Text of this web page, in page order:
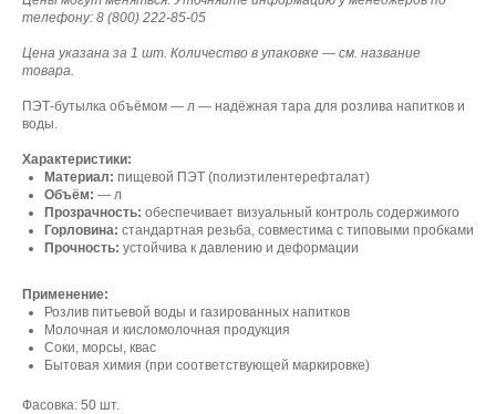
телефону: 8 (800) 222-85-05
Цена указана за 1 шт. Количество в упаковке — см. название
товара.
ПЭТ-бутылка объёмом — л — надёжная тара для розлива напитков и
воды.
Характеристики:
Материал: пищевой ПЭТ (полиэтилентерефталат)
Объём: — л
Прозрачность: обеспечивает визуальный контроль содержимого
Горловина: стандартная резьба, совместима с типовыми пробками
Прочность: устойчива к давлению и деформации
Применение:
Розлив питьевой воды и газированных напитков
Молочная и кисломолочная продукция
Соки, морсы, квас
Бытовая химия (при соответствующей маркировке)
Фасовка: 50 шт.